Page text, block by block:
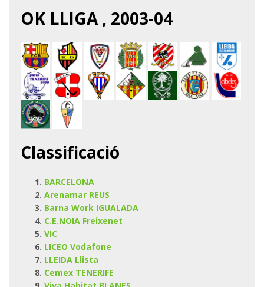
OK LLIGA , 2003-04
Classificació
BARCELONA
Arenamar REUS
Barna Work IGUALADA
C.E.NOIA Freixenet
VIC
LICEO Vodafone
LLEIDA Llista
Cemex TENERIFE